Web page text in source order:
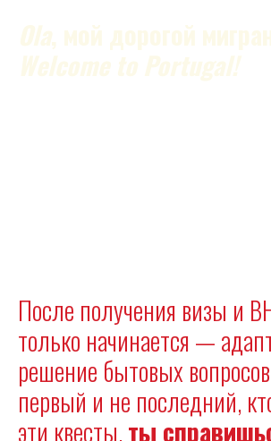
После получения визы и
только начинается —
решение бытовых
первый и не последний,
эти квесты,ты